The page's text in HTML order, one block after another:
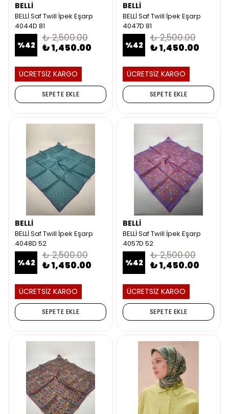
BELLİ
BELLİ Saf Twill İpek Eşarp
4044D 81
%42
₺ 2,500.00
₺ 1,450.00
ÜCRETSİZ KARGO
SEPETE EKLE
BELLİ
BELLİ Saf Twill İpek Eşarp
4047D 81
%42
₺ 2,500.00
₺ 1,450.00
ÜCRETSİZ KARGO
SEPETE EKLE
BELLİ
BELLİ Saf Twill İpek Eşarp
4048D 52
%42
₺ 2,500.00
₺ 1,450.00
ÜCRETSİZ KARGO
SEPETE EKLE
BELLİ
BELLİ Saf Twill İpek Eşarp
4057D 52
%42
₺ 2,500.00
₺ 1,450.00
ÜCRETSİZ KARGO
SEPETE EKLE